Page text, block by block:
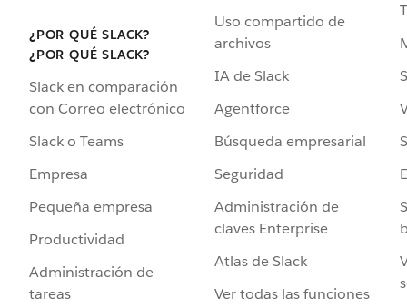
¿POR QUÉ SLACK?
¿POR QUÉ SLACK?
Slack en comparación
con Correo electrónico
Slack o Teams
Empresa
Pequeña empresa
Productividad
Administración de
tareas
Uso compartido de
archivos
IA de Slack
Agentforce
Búsqueda empresarial
Seguridad
Administración de
claves Enterprise
Atlas de Slack
Ver todas las funciones